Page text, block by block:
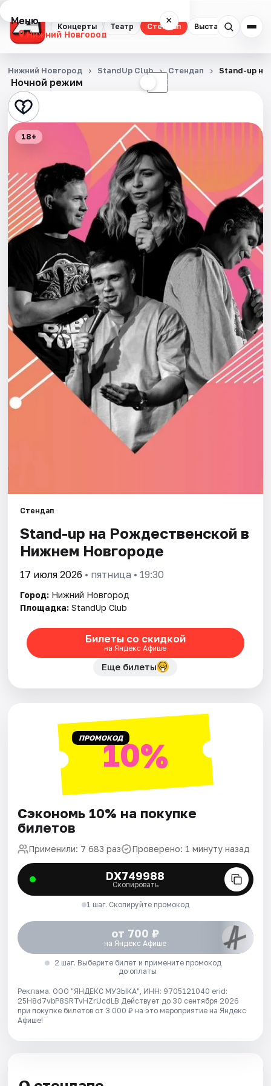
Концерты Театр Стендап Выставки
Меню ×
Нижний Новгород
Концерты
Театр
Стендап
Квесты
Экскурсии
Спорт
События
Города
Площадки
Артисты
Рейтинги
Ночной режим ☾
Нижний Новгород StandUp Club Стендап Stand-up
18+
Стендап
Stand-up на Рождественской в
Нижнем Новгороде
17 июля 2026 • пятница • 19:30
Город: Нижний Новгород
Площадка: StandUp Club
Билеты со скидкой
на Яндекс Афише
Еще билеты
ПРОМОКОД10%
Сэкономь 10% на покупке
билетов
Применили: 7 683 раз Проверено: 1 минуту назад
DX749988
Скопировать
1 шаг. Скопируйте промокод
от 700 ₽
на Яндекс Афише
2 шаг. Выберите билет и примените промокод
до оплаты
Реклама. ООО "ЯНДЕКС МУЗЫКА", ИНН: 9705121040 erid:
25H8d7vbP8SRTvHZrUcdLB Действует до 30 сентября 2026
при покупке билетов от 3 000 ₽ на это мероприятие на Яндекс
Афише!